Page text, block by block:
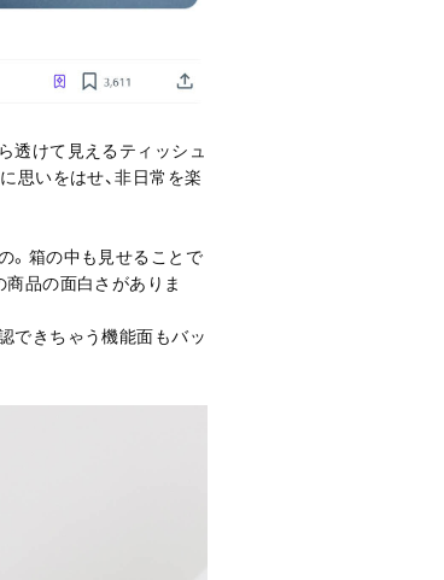
透けて見えるティッシュ
思いをはせ、非日常を楽
。箱の中も見せることで
商品の面白さがありま
できちゃう機能面もバッ